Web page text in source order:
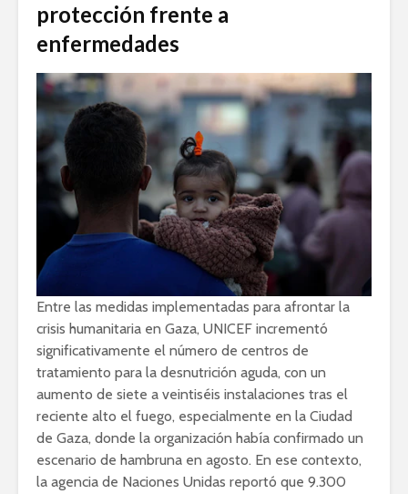
protección frente a
enfermedades
Entre las medidas implementadas para afrontar la
crisis humanitaria en Gaza, UNICEF incrementó
significativamente el número de centros de
tratamiento para la desnutrición aguda, con un
aumento de siete a veintiséis instalaciones tras el
reciente alto el fuego, especialmente en la Ciudad
de Gaza, donde la organización había confirmado un
escenario de hambruna en agosto. En ese contexto,
la agencia de Naciones Unidas reportó que 9.300